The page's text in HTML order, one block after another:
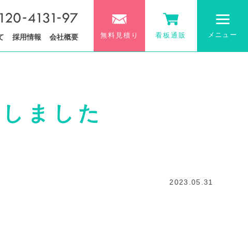
採用情報 会社概要 無料見積り 看板通販 メニュー
ました
2023.05.31